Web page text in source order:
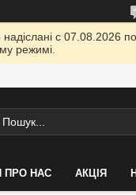
с 07.08.2026
режимі.
ПРО НАС АКЦІЯ